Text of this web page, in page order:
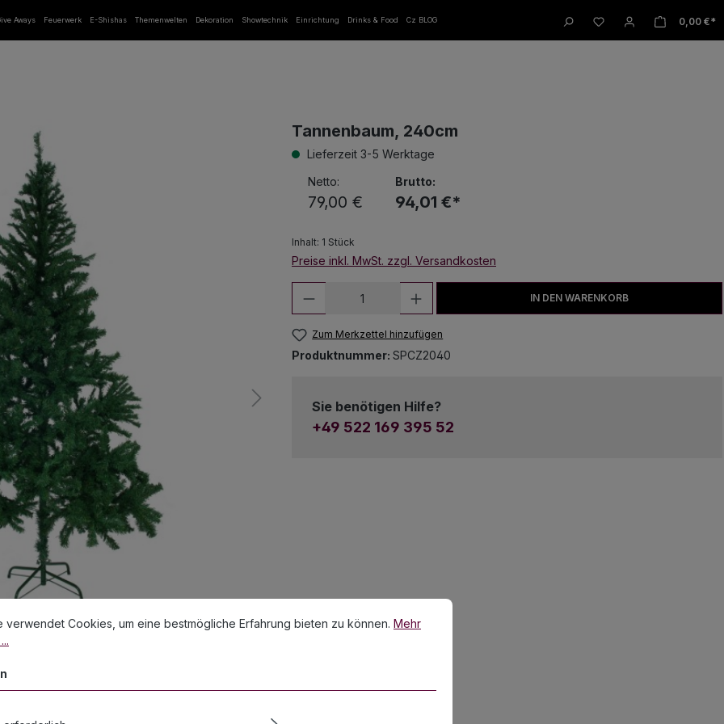
Aways Feuerwerk E-Shishas Themenwelten Dekoration Showtechnik Einrichtung Drinks & Food Cz BLOG 0,00 €*
Tannenbaum, 240cm
Lieferzeit 3-5 Werktage
Netto:
79,00 €
Brutto:
94,01 €*
Inhalt: 1 Stück
Preise inkl. MwSt. zzgl. Versandkosten
Produkt Anzahl: Gib den gewünschten Wert
IN DEN WARENKORB
Zum Merkzettel hinzufügen
Produktnummer: SPCZ2040
Sie benötigen Hilfe?
+49 522 169 395 52
Cookies, um eine bestmögliche Erfahrung bieten zu können.
Mehr Informationen ...
verwendet Cookies, um eine bestmögliche Erfahrung bieten zu können. Mehr